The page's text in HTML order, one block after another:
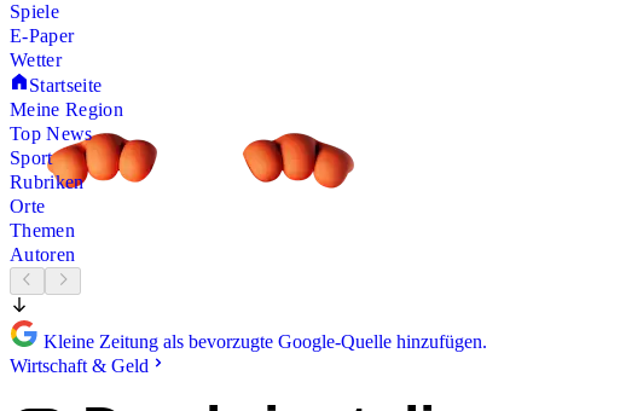
Spiele
E-Paper
Wetter
Startseite
Meine Region
Top News
Sport
Rubriken
Orte
Themen
Autoren
Kleine Zeitung als bevorzugte Google-Quelle hinzufügen.
Wirtschaft & Geld